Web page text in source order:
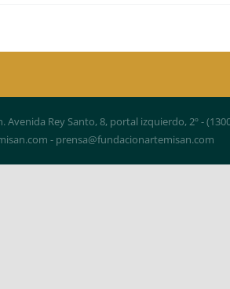
Avenida Rey Santo, 8, portal izquierdo, 2º -
- prensa@fundacionartemisan.com